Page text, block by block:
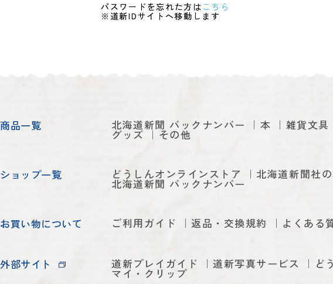
パスワードを忘れた方は こちら
※道新IDサイトへ移動します
商品一覧 北海道新聞 バックナンバー 本 雑貨文具
グッズ その他
ショップ一覧 どうしんオンラインストア 北海道新聞社
北海道新聞 バックナンバー
お買い物について ご利用ガイド 返品・交換規約 よくある
外部サイト 道新プレイガイド 道新写真サービス ど
マイ・クリップ